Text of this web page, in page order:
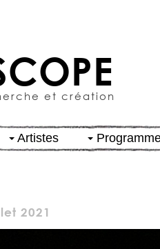
et création
Artistes
2021